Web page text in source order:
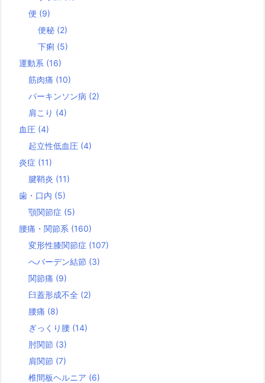
便 (9)
便秘 (2)
下痢 (5)
運動系 (16)
筋肉痛 (10)
パーキンソン病 (2)
肩こり (4)
血圧 (4)
起立性低血圧 (4)
炎症 (11)
腱鞘炎 (11)
歯・口内 (5)
顎関節症 (5)
腰痛・関節系 (160)
変形性膝関節症 (107)
へバーデン結節 (3)
関節痛 (9)
臼蓋形成不全 (2)
腰痛 (8)
ぎっくり腰 (14)
肘関節 (3)
肩関節 (7)
椎間板ヘルニア (6)